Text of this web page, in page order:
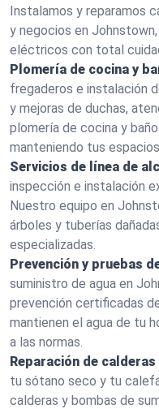
Instalamos y reparamos
y negocios en
eléctricos con total
Plomería de cocina y
fregaderos e instalación
y mejoras de duchas,
plomería de cocina y
manteniendo tus
Servicios de línea de
inspección e instalación
Nuestro equipo en
árboles y tuberías
especializadas.
Prevención y pruebas
suministro de agua en
prevención certificadas
mantienen el agua de tu
a las normas.
Reparación de
tu sótano seco y tu
calderas y bombas de